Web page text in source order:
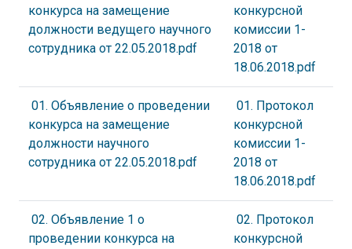
конкурса на замещение
должности ведущего научного
сотрудника от 22.05.2018.pdf
конкурсной
комиссии 1-
2018 от
18.06.2018.pdf
01. Объявление о проведении
конкурса на замещение
должности научного
сотрудника от 22.05.2018.pdf
01. Протокол
конкурсной
комиссии 1-
2018 от
18.06.2018.pdf
02. Объявление 1 о
проведении конкурса на
02. Протокол
конкурсной